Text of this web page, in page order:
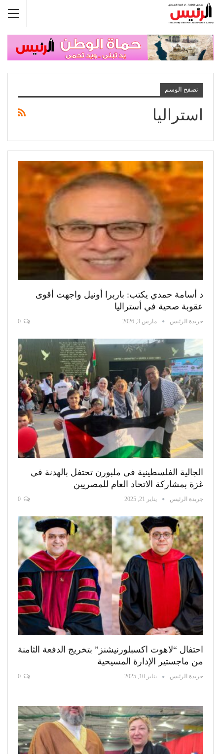
تصفح الوسم
استراليا
د أسامة حمدي يكتب: باربرا أونيل واجهت أقوى
عقوبة صحية في أستراليا
جريدة الرئيس مارس 3, 2026
الجالية الفلسطينية في ملبورن تحتفل بالهدنة في
غزة بمشاركة الاتحاد العام للمصريين
جريدة الرئيس يناير 21, 2025
احتفال “لاهوت اكسبلورنيشنز” بتخريج الدفعة الثامنة
من ماجستير الإدارة المسيحية
جريدة الرئيس يناير 10, 2025